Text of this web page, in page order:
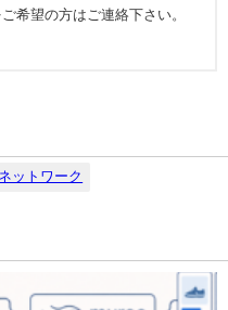
希望の方はご連絡下さい。
ットワーク